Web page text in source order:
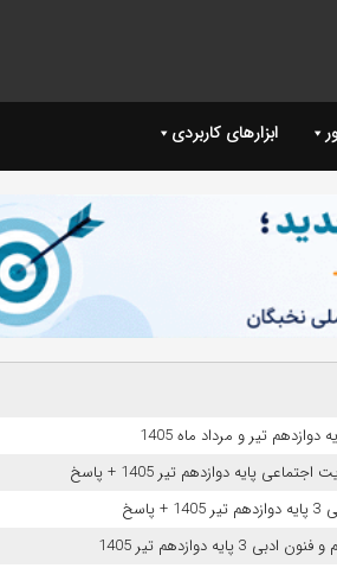
ابزارهای کاربردی
دوازدهم تیر و مرداد ماه 1405
پایه دوازدهم تیر 1405 + پاسخ
دوازدهم تیر 1405